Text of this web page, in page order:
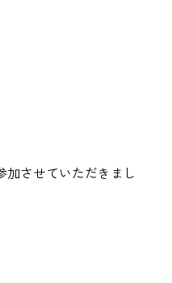
加させていただきまし